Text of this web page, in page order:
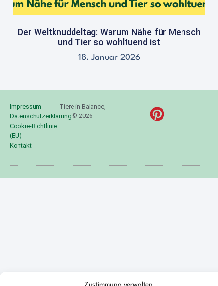
Zustimmung verwalten
Der Weltknuddeltag: Warum Nähe für Mensch
und Tier so wohltuend ist
18. Januar 2026
Impressum
Datenschutzerklärung
Cookie-Richtlinie
(EU)
Kontakt
Tiere in Balance,
© 2026